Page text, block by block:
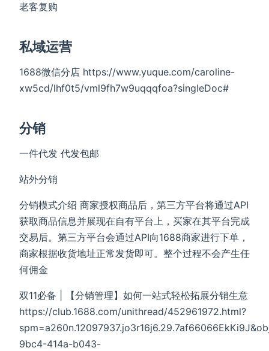
老客复购
私域运营
1688微信分店 https://www.yuque.com/caroline-
xw5cd/lhf0t5/vml9fh7w9uqqqfoa?singleDoc#
分销
一件代发 代发包邮
站外分销
分销模式介绍 商家授权商品后，第三方平台将通过API
获取商品信息并展现在自有平台上，买家在其平台完成
交易后。第三方平台会通过API向1688商家进行下单，
商家根据收货地址正常发货即可。整个过程不会产生任
何佣金
双11必备 | 【分销管理】如何一站式轻松拓展分销生意
https://club.1688.com/unithread/452961972.html?
9bc4-414a-b043-